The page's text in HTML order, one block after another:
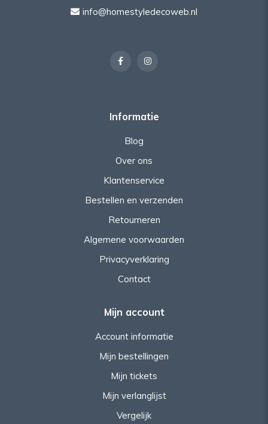
info@homestyledecoweb.nl
Informatie
Blog
Over ons
Klantenservice
Bestellen en verzenden
Retourneren
Algemene voorwaarden
Privacyverklaring
Contact
Mijn account
Account informatie
Mijn bestellingen
Mijn tickets
Mijn verlanglijst
Vergelijk